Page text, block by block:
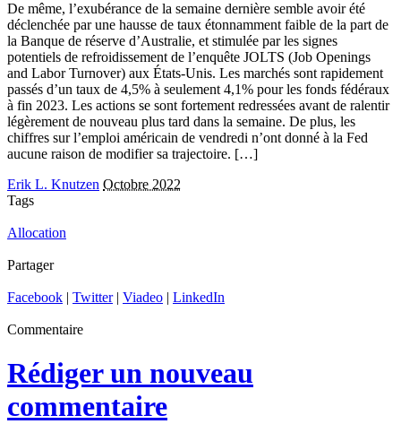
De même, l’exubérance de la semaine dernière semble avoir été
déclenchée par une hausse de taux étonnamment faible de la part de
la Banque de réserve d’Australie, et stimulée par les signes
potentiels de refroidissement de l’enquête JOLTS (Job Openings
and Labor Turnover) aux États-Unis. Les marchés sont rapidement
passés d’un taux de 4,5% à seulement 4,1% pour les fonds fédéraux
à fin 2023. Les actions se sont fortement redressées avant de ralentir
légèrement de nouveau plus tard dans la semaine. De plus, les
chiffres sur l’emploi américain de vendredi n’ont donné à la Fed
aucune raison de modifier sa trajectoire. […]
Erik L. Knutzen Octobre 2022
Tags
Allocation
Partager
Facebook | Twitter| Viadeo | LinkedIn
Commentaire
Rédiger un nouveau
commentaire